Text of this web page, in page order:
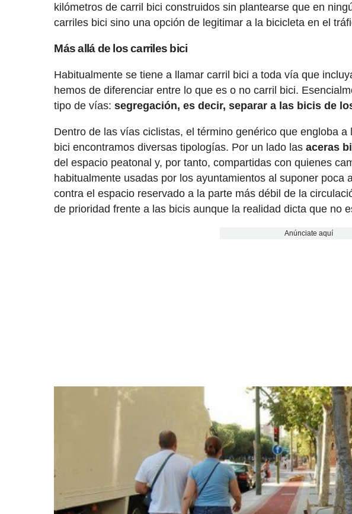
kilómetros de carril bici construidos sin plantearse que en
carriles bici sino una opción de legitimar a la bicicleta en el
Más allá de los carriles bici
Habitualmente se tiene a llamar carril bici a toda vía que
hemos de diferenciar entre lo que es o no carril bici.
tipo de vías:segregación, es decir, separar a las bicis de
Dentro de las vías ciclistas, el término genérico que engloba
bici encontramos diversas tipologías. Por un lado lasaceras
del espacio peatonal y, por tanto, compartidas con quienes
habitualmente usadas por los ayuntamientos al suponer poca
contra el espacio reservado a la parte más débil de la
de prioridad frente a las bicis aunque la realidad dicta que no
Anúnciate aquí